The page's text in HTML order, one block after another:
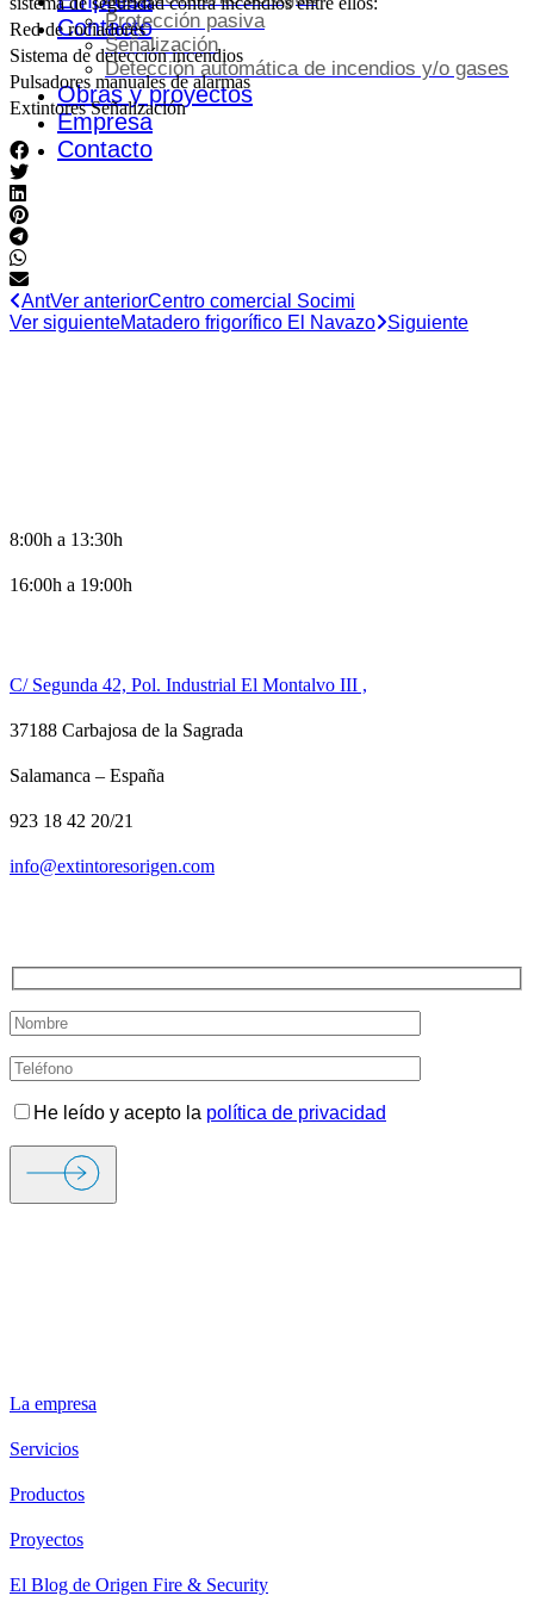
ContactoProtección pasiva
Señalización
Detección automática de incendios y/o gases
Obras y proyectos
Empresa
Contacto
Red de rociadores
Sistema de detección incendios
Pulsadores manuales de alarmas
Extintores Señalización
AntVer anteriorCentro comercial Socimi
Ver siguienteMatadero frigorífico El Navazo Siguiente
8:00h a 13:30h
16:00h a 19:00h
C/ Segunda 42, Pol. Industrial El Montalvo III ,
37188 Carbajosa de la Sagrada
Salamanca – España
923 18 42 20/21
info@extintoresorigen.com
He leído y acepto la política de privacidad
La empresa
Servicios
Productos
Proyectos
El Blog de Origen Fire & Security